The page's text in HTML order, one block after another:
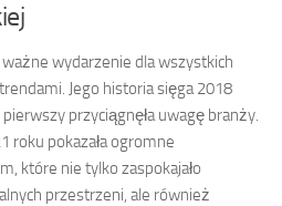
wydarzenie dla wszystkich
Jego historia sięga 2018
przyciągnęła uwagę branży.
roku pokazała ogromne
które nie tylko zaspokajało
przestrzeni, ale również